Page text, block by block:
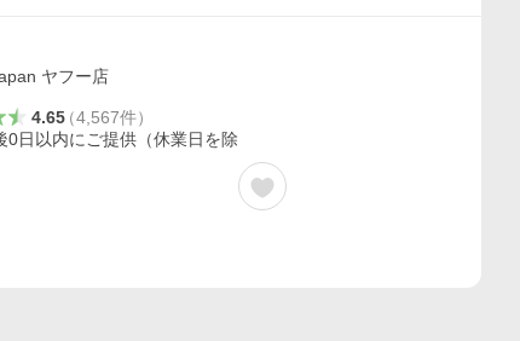
ヤフー店
4.65（4,567件）
0日以内にご提供（休業日を除